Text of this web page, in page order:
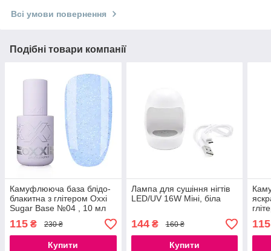
Всі умови повернення
Подібні товари компанії
Камуфлююча база блідо-
блакитна з глітером Oxxi
Sugar Base №04 , 10 мл
115 ₴ 230 ₴
Купити
Лампа для сушіння нігтів
LED/UV 16W Міні, біла
144₴ 160 ₴
Купити
115